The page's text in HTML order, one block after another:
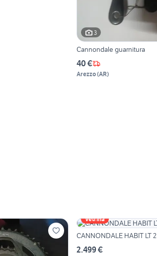
3
Cannondale guarnitura
40 €
Arezzo(AR)
Vetrina
CANNONDALE HABIT LT 2
2.499 €